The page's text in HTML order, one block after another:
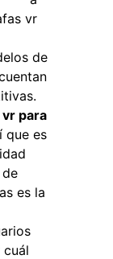
vr
de
para
que es
es la
cuál